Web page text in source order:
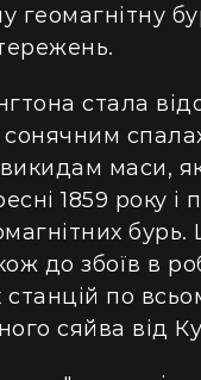
геомагнітну
стала
маси,
1859 року і
бурь.
до збоїв в
по
сяйва від